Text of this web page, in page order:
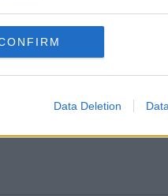
Data Deletion
lite annorlunda i år, hur ställde du